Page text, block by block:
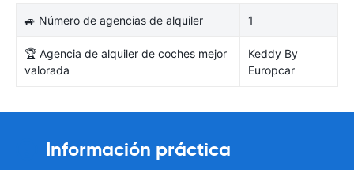
🚙 Número de agencias de alquiler 1
🏆 Agencia de alquiler de coches mejor
valorada
Keddy By
Europcar
Información práctica